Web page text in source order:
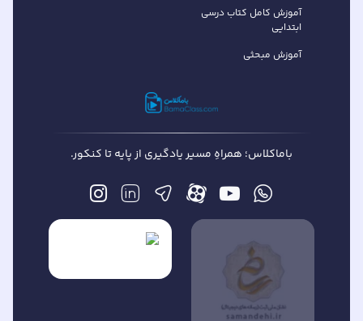
آموزش کامل کتاب درسی
ابتدایی
آموزش مبحثی
باماکلاس؛ همراهِ مسیر یادگیری از پایه تا کنکور.